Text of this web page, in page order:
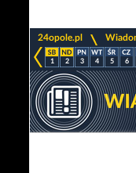
24opole.pl
1 2 3 4 5 6